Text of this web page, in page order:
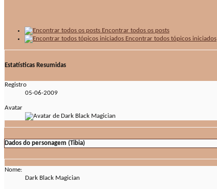
Encontrar todos os posts
Encontrar todos tópicos iniciados
Estatísticas Resumidas
Registro
05-06-2009
Avatar
Dados do personagem (Tibia)
Nome:
Dark Black Magician